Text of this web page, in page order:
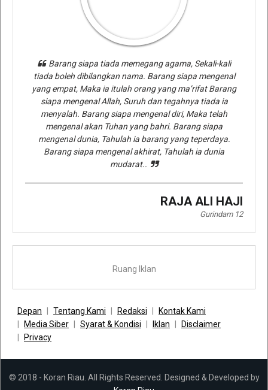
Barang siapa tiada memegang agama, Sekali-kali
tiada boleh dibilangkan nama. Barang siapa mengenal
yang empat, Maka ia itulah orang yang ma’rifat Barang
siapa mengenal Allah, Suruh dan tegahnya tiada ia
menyalah. Barang siapa mengenal diri, Maka telah
mengenal akan Tuhan yang bahri. Barang siapa
mengenal dunia, Tahulah ia barang yang teperdaya.
Barang siapa mengenal akhirat, Tahulah ia dunia
mudarat..
RAJA ALI HAJI
Gurindam 12
Ruang Iklan
Depan Tentang Kami Redaksi
Kontak Kami
Media Siber
Syarat & Kondisi Iklan
Disclaimer
Privacy
© 2018 - Koran Riau. All Rights Reserved. Designed & Developed by